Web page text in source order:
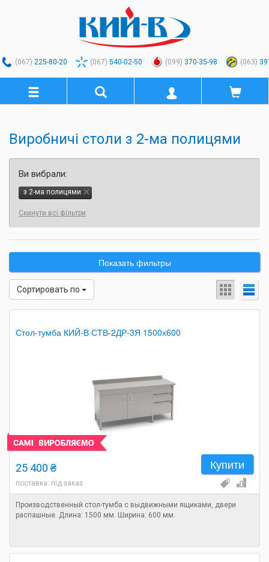
(067) 225-80-20 (067) 540-02-50 (099) 370-35-98 (063)
Показать фильтры
Сортировать по
Стол-тумба КИЙ-В СТВ-2ДР-3Я 1500х600
Купити
25 400 ₴
поставка: під заказ
Производственный стол-тумба с выдвижными ящиками, двери
распашные. Длина: 1500 мм. Ширина: 600 мм.
Виробничі столи з 2-ма полицями
Ви вибрали:
з 2-ма полицями
Скинути всі фільтри